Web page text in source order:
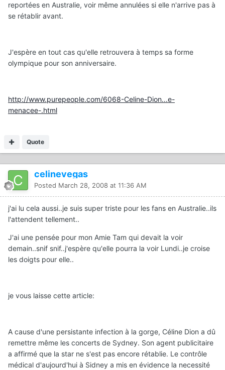
reportées en Australie, voir même annulées si elle n'arrive pas à
se rétablir avant.
J'espère en tout cas qu'elle retrouvera à temps sa forme
olympique pour son anniversaire.
http://www.purepeople.com/6068-Celine-Dion...e-
menacee-.html
Quote
celinevegas
Posted March 28, 2008 at 11:36 AM
j'ai lu cela aussi..je suis super triste pour les fans en Australie..ils
l'attendent tellement..
J'ai une pensée pour mon Amie Tam qui devait la voir
demain..snif snif..j'espère qu'elle pourra la voir Lundi..je croise
les doigts pour elle..
je vous laisse cette article:
A cause d'une persistante infection à la gorge, Céline Dion a dû
remettre même les concerts de Sydney. Son agent publicitaire
a affirmé que la star ne s'est pas encore rétablie. Le contrôle
médical d'aujourd'hui à Sidney a mis en évidence la necessité